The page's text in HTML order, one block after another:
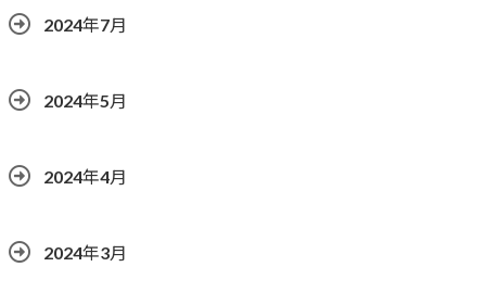
2024年7月
2024年5月
2024年4月
2024年3月